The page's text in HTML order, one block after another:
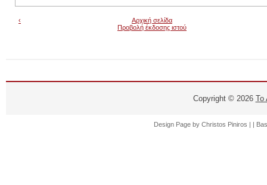
‹
Αρχική σελίδα
Προβολή έκδοσης ιστού
Copyright © 2026 Το
Design Page by Christos Piniros | |